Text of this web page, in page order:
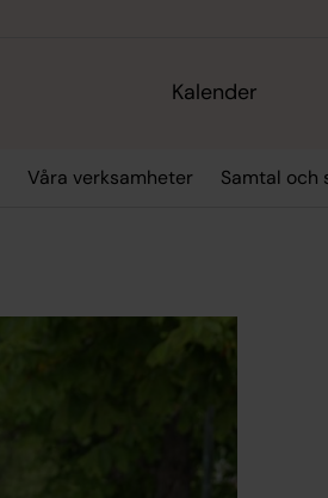
Kalender
Våra verksamheter Samtal och